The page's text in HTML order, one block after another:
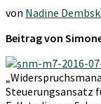
von Nadine
Beitrag von
„
Steuerungsansatz